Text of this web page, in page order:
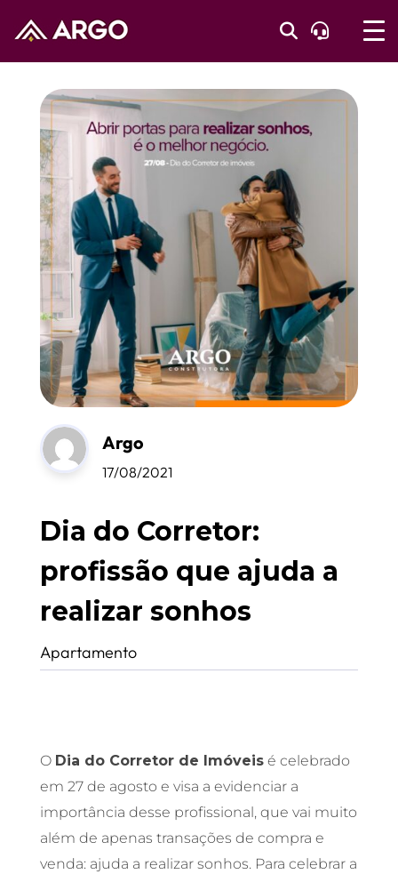
Argo
17/08/2021
Dia do Corretor:
profissão que ajuda a
realizar sonhos
Apartamento
O Dia do Corretor de Imóveisé celebrado
em 27 de agosto e visa a evidenciar a
importância desse profissional, que vai muito
além de apenas transações de compra e
venda: ajuda a realizar sonhos. Para celebrar a